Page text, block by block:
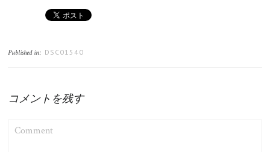
Published in: DSC01540
コメントを残す